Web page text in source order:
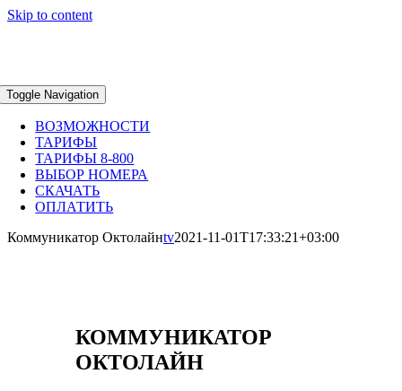
Skip to content
Toggle Navigation
ВОЗМОЖНОСТИ
ТАРИФЫ
ТАРИФЫ 8-800
ВЫБОР НОМЕРА
СКАЧАТЬ
ОПЛАТИТЬ
Коммуникатор Октолайнtv2021-11-01T17:33:21+03:00
КОММУНИКАТОР
ОКТОЛАЙН